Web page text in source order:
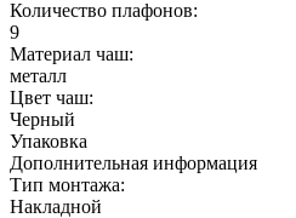
Количество плафонов:
9
Материал чаш:
металл
Цвет чаш:
Черный
Упаковка
Дополнительная информация
Тип монтажа:
Накладной